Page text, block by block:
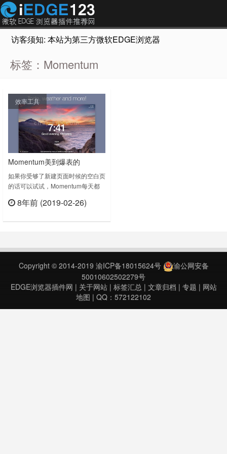
访客须知: 本站为第三方微软EDGE浏览器插件推荐网站，
标签：Momentum
效率工具
Momentum美到爆表的
Chrome新标签页插件
如果你受够了新建页面时候的空白页
的话可以试试，Momentum每天都
有时间显示，每天一句谚语。
29日Momentum v1.18.14上次更新
8年前 (2019-02-26)
Copyright © 2014-2019 渝ICP备18015624号
渝公网安备
50010602502279号
EDGE浏览器插件网 | 关于网站| 标签汇总| 文章归档 | 专题 | 网站
地图 | QQ：572122102